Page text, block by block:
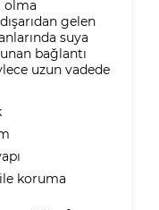
olma
gelen
suya
bağlantı
uzun vadede
koruma